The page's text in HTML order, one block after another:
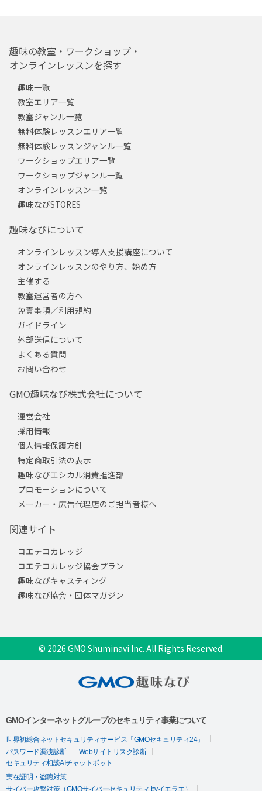
趣味の教室・ワークショップ・
オンラインレッスンを探す
趣味一覧
教室エリア一覧
教室ジャンル一覧
無料体験レッスンエリア一覧
無料体験レッスンジャンル一覧
ワークショップエリア一覧
ワークショップジャンル一覧
オンラインレッスン一覧
趣味なびSTORES
趣味なびについて
オンラインレッスン導入支援講座について
オンラインレッスンのやり方、始め方
主催する
教室運営者の方へ
免責事項／利用規約
ガイドライン
外部送信について
よくある質問
お問い合わせ
GMO趣味なび株式会社について
運営会社
採用情報
個人情報保護方針
特定商取引法の表示
趣味なびエシカル消費推進部
プロモーションについて
メーカー・広告代理店のご担当者様へ
関連サイト
コエテコカレッジ
コエテコカレッジ協会プラン
趣味なびキャスティング
趣味なび協会・団体マガジン
© 2026 GMO Shuminavi Inc. All Rights Reserved.